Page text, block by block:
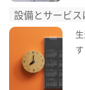
設備とサービス